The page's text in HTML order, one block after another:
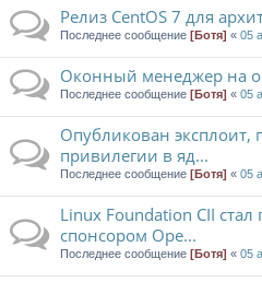
Релиз CentOS 7 для
Последнее сообщение [Ботя] « 05
Оконный менеджер на
Последнее сообщение [Ботя] « 05
Опубликован
привилегии в яд...
Последнее сообщение [Ботя] « 05
Linux Foundation CII
спонсором Ope...
Последнее сообщение [Ботя] « 05